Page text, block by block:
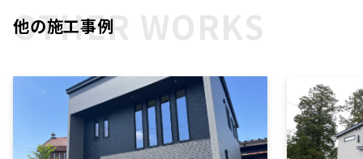
OTHER WORKS
他の施工事例